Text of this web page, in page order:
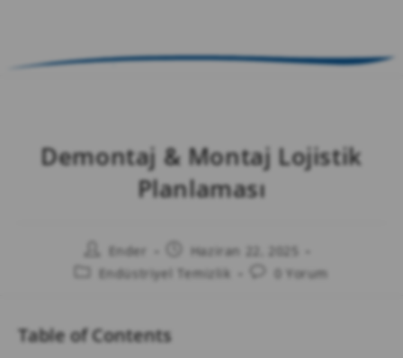
Demontaj & Montaj Lojistik
Planlaması
Ender
Haziran 22, 2025
Endüstriyel Temizlik
0 Yorum
Table of Contents